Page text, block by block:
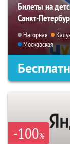
Билеты на
Санкт-
Нагорная
Московская
-100%